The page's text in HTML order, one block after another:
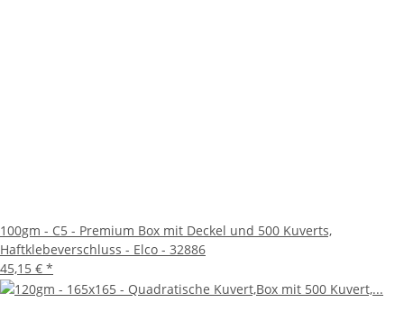
100gm - C5 - Premium Box mit Deckel und 500 Kuverts,
Haftklebeverschluss - Elco - 32886
45,15 € *